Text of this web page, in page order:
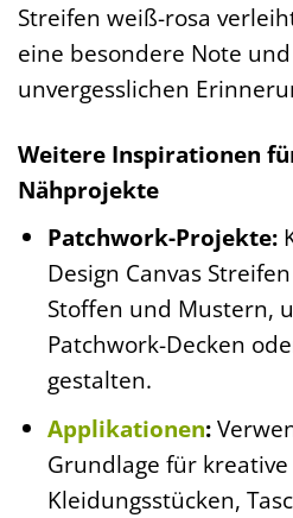
Streifen weiß-rosa
eine besondere Note
unvergesslichen
Weitere Inspirationen
Nähprojekte
Patchwork-Projekte:
Design Canvas
Stoffen und Mustern,
Patchwork-Decken
gestalten.
Applikationen:
Grundlage für
Kleidungsstücken,